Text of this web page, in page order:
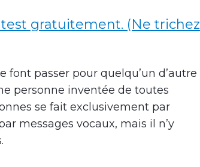
gratuitement. (Ne trichez
font passer pour quelqu’un d’autre
personne inventée de toutes
se fait exclusivement par
messages vocaux, mais il n’y